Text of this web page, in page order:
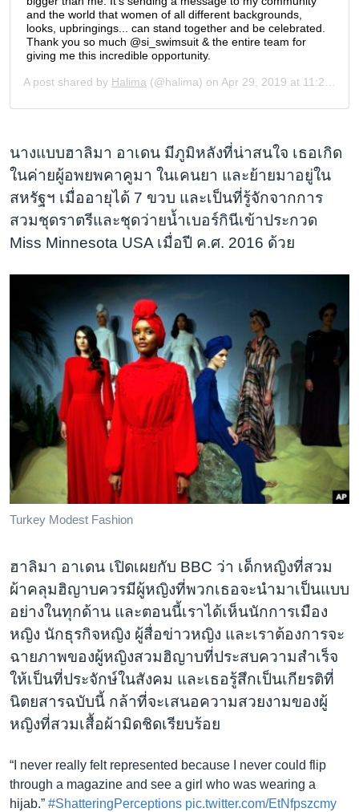
นางแบบฮาลิมา อาเดน มีภูมิหลังที่น่าสนใจ เธอเกิด
ในค่ายผู้อพยพคาคูมา ในเคนยา และย้ายมาอยู่ใน
สหรัฐฯ เมื่ออายุได้ 7 ขวบ และเป็นที่รู้จักจากการ
สวมชุดราตรีและชุดว่ายน้ำเบอร์กินีเข้าประกวด
Miss Minnesota USA เมื่อปี ค.ศ. 2016 ด้วย​
Turkey Modest Fashion
ฮาลิมา อาเดน เปิดเผยกับ BBC ว่า เด็กหญิงที่สวม
ผ้าคลุมฮิญาบควรมีผู้หญิงที่พวกเธอจะนำมาเป็นแบบ
อย่างในทุกด้าน และตอนนี้เราได้เห็นนักการเมือง
หญิง นักธุรกิจหญิง ผู้สื่อข่าวหญิง และเราต้องการจะ
ฉายภาพของผู้หญิงสวมฮิญาบที่ประสบความสำเร็จ
ให้เป็นที่ประจักษ์ในสังคม และเธอรู้สึกเป็นเกียรติที่
นิตยสารฉบับนี้ กล้าที่จะเสนอความสวยงามของผู้
หญิงที่สวมเสื้อผ้ามิดชิดเรียบร้อย​
“I never really felt represented because I never could flip
through a magazine and see a girl who was wearing a
hijab.” #ShatteringPerceptions pic.twitter.com/EtNfpszcmy